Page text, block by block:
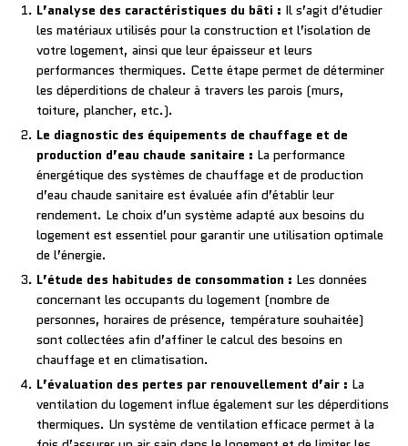
L’analyse des caractéristiques du bâti : Il s’agit d’étudier
les matériaux utilisés pour la construction et l’isolation de
votre logement, ainsi que leur épaisseur et leurs
performances thermiques. Cette étape permet de déterminer
les déperditions de chaleur à travers les parois (murs,
toiture, plancher, etc.).
Le diagnostic des équipements de chauffage et de
production d’eau chaude sanitaire : La performance
énergétique des systèmes de chauffage et de production
d’eau chaude sanitaire est évaluée afin d’établir leur
rendement. Le choix d’un système adapté aux besoins du
logement est essentiel pour garantir une utilisation optimale
de l’énergie.
L’étude des habitudes de consommation : Les données
concernant les occupants du logement (nombre de
personnes, horaires de présence, température souhaitée)
sont collectées afin d’affiner le calcul des besoins en
chauffage et en climatisation.
L’évaluation des pertes par renouvellement d’air : La
ventilation du logement influe également sur les déperditions
thermiques. Un système de ventilation efficace permet à la